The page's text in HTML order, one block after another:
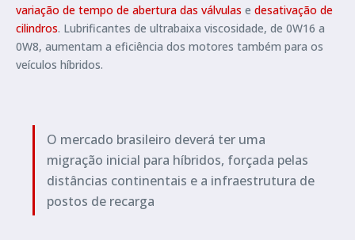
variação de tempo de abertura das válvulas e desativação de
cilindros. Lubrificantes de ultrabaixa viscosidade, de 0W16 a
0W8, aumentam a eficiência dos motores também para os
veículos híbridos.
O mercado brasileiro deverá ter uma
migração inicial para híbridos, forçada pelas
distâncias continentais e a infraestrutura de
postos de recarga